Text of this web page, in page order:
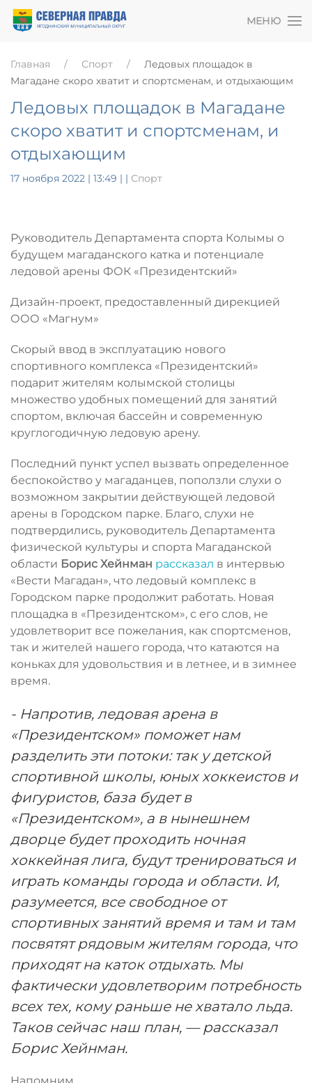
МЕНЮ
Главная Спорт
Ледовых площадок в
Магадане скоро хватит и спортсменам, и отдыхающим
Ледовых площадок в Магадане
скоро хватит и спортсменам, и
отдыхающим
17 ноября 2022 | 13:49 | | Спорт
Руководитель Департамента спорта Колымы о
будущем магаданского катка и потенциале
ледовой арены ФОК «Президентский»
Дизайн-проект, предоставленный дирекцией
ООО «Магнум»
Скорый ввод в эксплуатацию нового
спортивного комплекса «Президентский»
подарит жителям колымской столицы
множество удобных помещений для занятий
спортом, включая бассейн и современную
круглогодичную ледовую арену.
Последний пункт успел вызвать определенное
беспокойство у магаданцев, поползли слухи о
возможном закрытии действующей ледовой
арены в Городском парке. Благо, слухи не
подтвердились, руководитель Департамента
физической культуры и спорта Магаданской
области Борис Хейнман рассказал в интервью
«Вести Магадан», что ледовый комплекс в
Городском парке продолжит работать. Новая
площадка в «Президентском», с его слов, не
удовлетворит все пожелания, как спортсменов,
так и жителей нашего города, что катаются на
коньках для удовольствия и в летнее, и в зимнее
время.
- Напротив, ледовая арена в
«Президентском» поможет нам
разделить эти потоки: так у детской
спортивной школы, юных хоккеистов и
фигуристов, база будет в
«Президентском», а в нынешнем
дворце будет проходить ночная
хоккейная лига, будут тренироваться и
играть команды города и области. И,
разумеется, все свободное от
спортивных занятий время и там и там
посвятят рядовым жителям города, что
приходят на каток отдыхать. Мы
фактически удовлетворим потребность
всех тех, кому раньше не хватало льда.
Таков сейчас наш план, — рассказал
Борис Хейнман.